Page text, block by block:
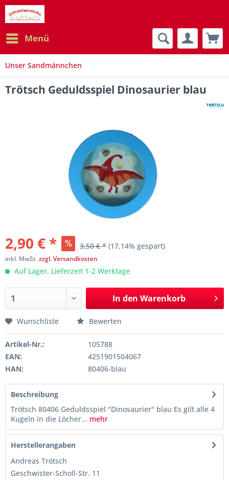
Menü
Unser Sandmännchen
Trötsch Geduldsspiel Dinosaurier blau
2,90 € * 3,50 € * (17,14% gespart)
inkl. MwSt.zzgl. Versandkosten
Auf Lager, Lieferzeit 1-2 Werktage
In den Warenkorb
Wunschliste Bewerten
Artikel-Nr.:
105788
EAN:
4251901504067
HAN:
80406-blau
Beschreibung
Trötsch 80406 Geduldsspiel "Dinosaurier" blau Es gilt alle 4
Kugeln in die Löcher... mehr
Herstellerangaben
Andreas Trötsch
Geschwister-Scholl-Str. 11